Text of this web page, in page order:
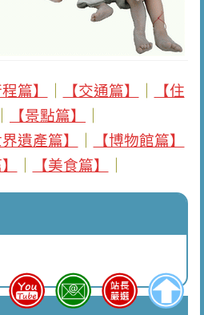
程篇】 【交通篇】
【住
【景點篇】
界遺產篇】
【博物館篇】
【美食篇】